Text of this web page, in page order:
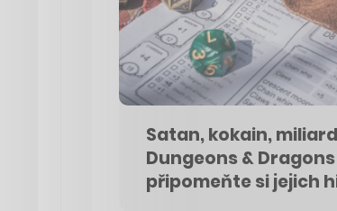
Satan, kokain,
Dungeons &
připomeňte si jejich